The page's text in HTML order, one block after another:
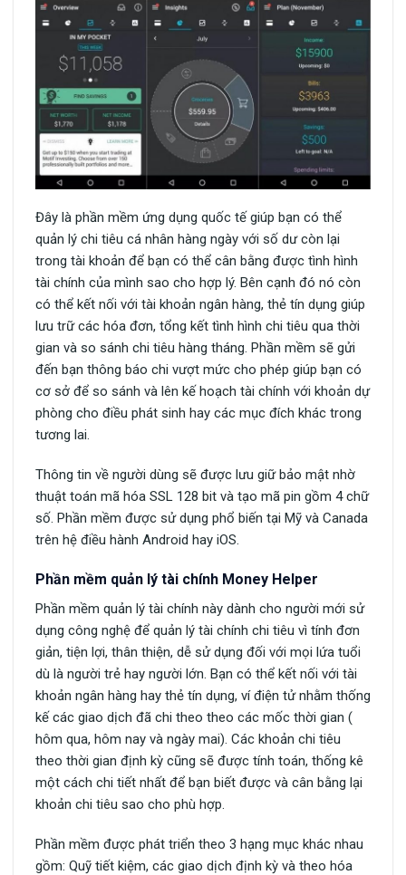
Đây là phần mềm ứng dụng quốc tế giúp bạn có thể
quản lý chi tiêu cá nhân hàng ngày với số dư còn lại
trong tài khoản để bạn có thể cân bằng được tình hình
tài chính của mình sao cho hợp lý. Bên cạnh đó nó còn
có thể kết nối với tài khoản ngân hàng, thẻ tín dụng giúp
lưu trữ các hóa đơn, tổng kết tình hình chi tiêu qua thời
gian và so sánh chi tiêu hàng tháng. Phần mềm sẽ gửi
đến bạn thông báo chi vượt mức cho phép giúp bạn có
cơ sở để so sánh và lên kế hoạch tài chính với khoản dự
phòng cho điều phát sinh hay các mục đích khác trong
tương lai.
Thông tin về người dùng sẽ được lưu giữ bảo mật nhờ
thuật toán mã hóa SSL 128 bit và tạo mã pin gồm 4 chữ
số. Phần mềm được sử dụng phổ biến tại Mỹ và Canada
trên hệ điều hành Android hay iOS.
Phần mềm quản lý tài chính Money Helper
Phần mềm quản lý tài chính này dành cho người mới sử
dụng công nghệ để quản lý tài chính chi tiêu vì tính đơn
giản, tiện lợi, thân thiện, dễ sử dụng đối với mọi lứa tuổi
dù là người trẻ hay người lớn. Bạn có thể kết nối với tài
khoản ngân hàng hay thẻ tín dụng, ví điện tử nhằm thống
kế các giao dịch đã chi theo theo các mốc thời gian (
hôm qua, hôm nay và ngày mai). Các khoản chi tiêu
theo thời gian định kỳ cũng sẽ được tính toán, thống kê
một cách chi tiết nhất để bạn biết được và cân bằng lại
khoản chi tiêu sao cho phù hợp.
Phần mềm được phát triển theo 3 hạng mục khác nhau
gồm: Quỹ tiết kiệm, các giao dịch định kỳ và theo hóa